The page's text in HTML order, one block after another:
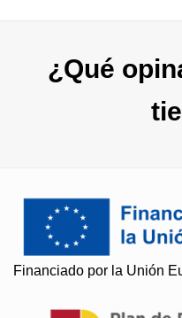
¿Qué
Financiado por la Unión
Soy